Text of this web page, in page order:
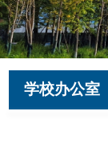
学校办公室